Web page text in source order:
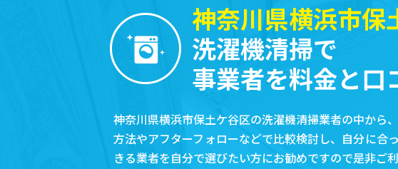
神奈川県横浜市保
洗濯機清掃で
事業者を料金と口
神奈川県横浜市保土ケ谷区の洗濯機清掃業者の中から
方法やアフターフォローなどで比較検討し、自分に合
きる業者を自分で選びたい方にお勧めですので是非ご利